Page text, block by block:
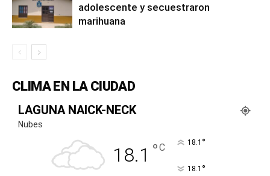
adolescente y secuestraron
marihuana
CLIMA EN LA CIUDAD
LAGUNA NAICK-NECK
Nubes
18.1 °C 18.1 °
18.1 °